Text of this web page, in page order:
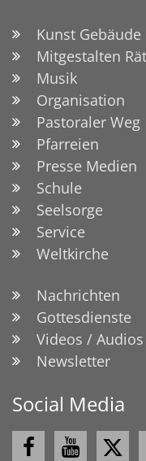
Kunst
Mitgestalten
Musik
Organisation
Pastoraler Weg
Pfarreien
Presse Medien
Schule
Seelsorge
Service
Weltkirche
Nachrichten
Gottesdienste
Videos / Audios
Newsletter
Social Media